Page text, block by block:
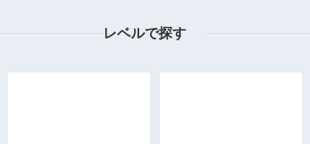
レベルで探す